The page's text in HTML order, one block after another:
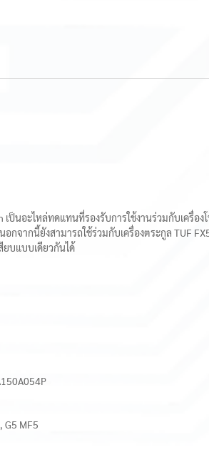
นอะไหล่ทดแทนที่รองรับการใช้งานร่วมกับเครื่อง
กจากนี้ยังสามารถใช้ร่วมกับเครื่องตระกูล TUF
ยบแบบเดียวกันได้
G5 MF5